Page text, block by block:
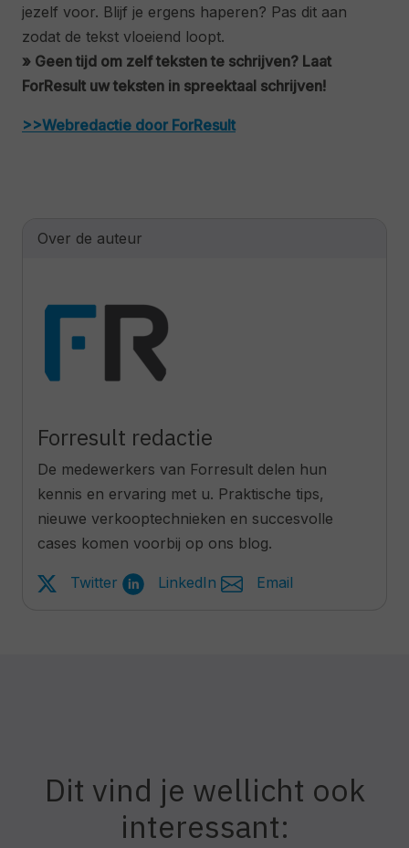
jezelf voor. Blijf je ergens haperen? Pas dit aan
zodat de tekst vloeiend loopt.
» Geen tijd om zelf teksten te schrijven? Laat
ForResult uw teksten in spreektaal schrijven!
>>Webredactie door ForResult
Over de auteur
Forresult redactie
De medewerkers van Forresult delen hun
kennis en ervaring met u. Praktische tips,
nieuwe verkooptechnieken en succesvolle
cases komen voorbij op ons blog.
Twitter LinkedIn Email
Dit vind je wellicht ook
interessant: